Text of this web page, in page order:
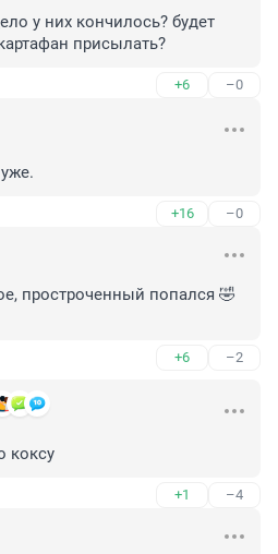
у них кончилось? будет
присылать?
+6 –0
+16 –0
простроченный попался 🤣
+6 –2
коксу
+1 –4